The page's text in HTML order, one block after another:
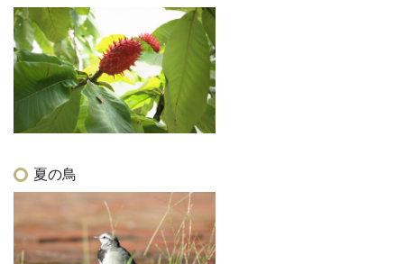
夏の鳥